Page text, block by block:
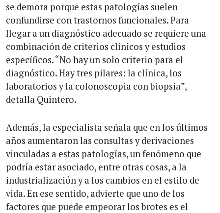
se demora porque estas patologías suelen
confundirse con trastornos funcionales. Para
llegar a un diagnóstico adecuado se requiere una
combinación de criterios clínicos y estudios
específicos. “No hay un solo criterio para el
diagnóstico. Hay tres pilares: la clínica, los
laboratorios y la colonoscopia con biopsia”,
detalla Quintero.
Además, la especialista señala que en los últimos
años aumentaron las consultas y derivaciones
vinculadas a estas patologías, un fenómeno que
podría estar asociado, entre otras cosas, a la
industrialización y a los cambios en el estilo de
vida. En ese sentido, advierte que uno de los
factores que puede empeorar los brotes es el